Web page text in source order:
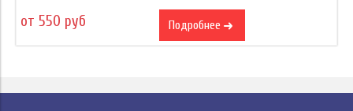
от 550 руб
Подробнее